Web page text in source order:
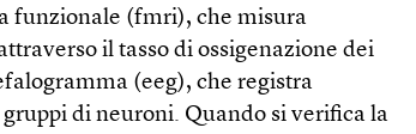
funzionale (fmri), che misura
il tasso di ossigenazione dei
(eeg), che registra
di neuroni. Quando si verifica la